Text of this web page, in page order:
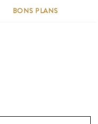
BONS PLANS